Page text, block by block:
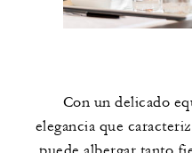
Con un delicado
elegancia que